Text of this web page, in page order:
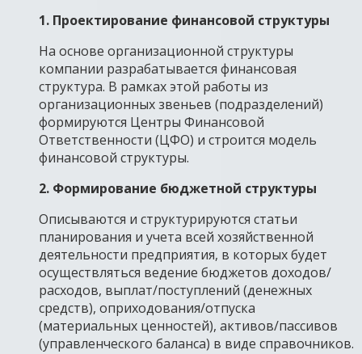
1. Проектирование финансовой структуры
На основе организационной структуры
компании разрабатывается финансовая
структура. В рамках этой работы из
организационных звеньев (подразделений)
формируются Центры Финансовой
Ответственности (ЦФО) и строится модель
финансовой структуры.
2. Формирование бюджетной структуры
Описываются и структурируются статьи
планирования и учета всей хозяйственной
деятельности предприятия, в которых будет
осуществляться ведение бюджетов доходов/
расходов, выплат/поступлений (денежных
средств), оприходования/отпуска
(материальных ценностей), активов/пассивов
(управленческого баланса) в виде справочников.